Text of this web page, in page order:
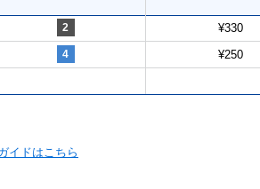
2 ¥330
4 ¥250
イドはこちら